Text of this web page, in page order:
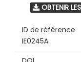
OBTENIR
ID de référence
IE0245A